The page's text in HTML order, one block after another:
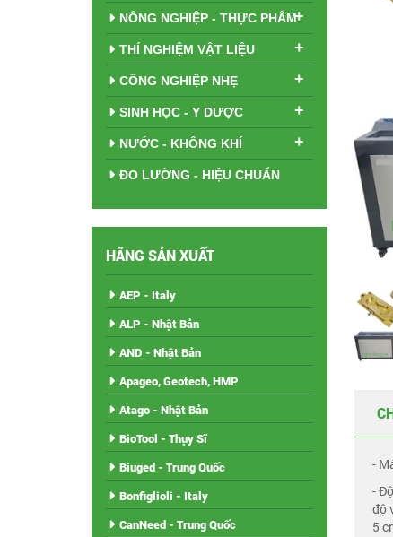
-
-
độ
5
NÔNG NGHIỆP - THỰC PHẨM+
THÍ NGHIỆM VẬT LIỆU +
CÔNG NGHIỆP NHẸ +
SINH HỌC - Y DƯỢC +
NƯỚC - KHÔNG KHÍ +
ĐO LƯỜNG - HIỆU CHUẨN
HÃNG SẢN XUẤT
AEP - Italy
ALP - Nhật Bản
AND - Nhật Bản
Apageo, Geotech, HMP
Atago - Nhật Bản
BioTool - Thụy Sĩ
Biuged - Trung Quốc
Bonfiglioli - Italy
CanNeed - Trung Quốc